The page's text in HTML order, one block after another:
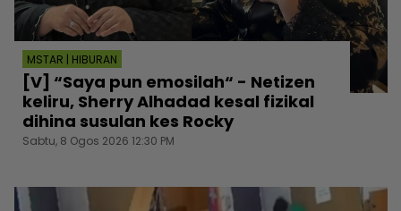
MSTAR | HIBURAN
[V] “Saya pun emosilah“ - Netizen
keliru, Sherry Alhadad kesal fizikal
dihina susulan kes Rocky
Sabtu, 8 Ogos 2026 12:30 PM